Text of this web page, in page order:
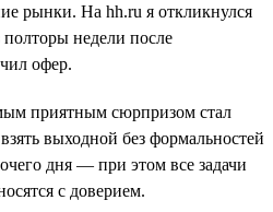
рынки. На hh.ru я откликнулся
недели после
офер.
приятным сюрпризом стал
выходной без формальностей
дня — при этом все задачи
с доверием.